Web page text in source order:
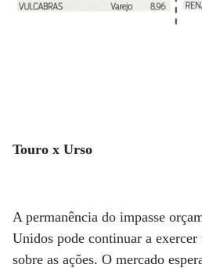
Touro x Urso
A permanência do impasse
Unidos pode continuar a exercer
sobre as ações. O mercado